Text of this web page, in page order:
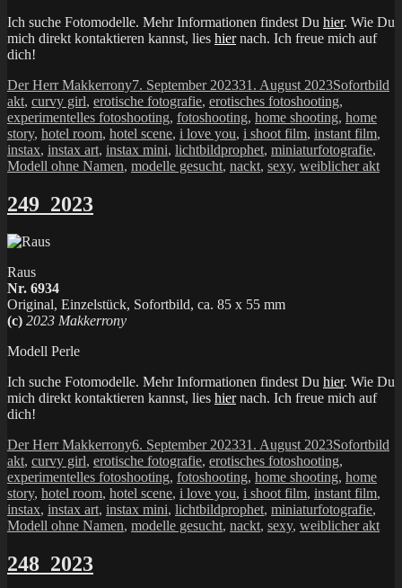
Ich suche Fotomodelle. Mehr Informationen findest Du hier. Wie Du
mich direkt kontaktieren kannst, lies hiernach. Ich freue mich auf
dich!
Autor
Der Herr MakkerronyVeröffentlicht
am
7. September 202331. August 2023Kategorien
Sofortbild
akt, curvy girl, erotische fotografie, erotisches fotoshooting,
experimentelles fotoshooting, fotoshooting, home shooting, home
story, hotel room, hotel scene, i love you, i shoot film, instant film,
instax, instax art, instax mini, lichtbildprophet, miniaturfotografie,
Modell ohne Namen, modelle gesucht, nackt, sexy, weiblicher akt
249_2023
Raus
Nr. 6934
Original, Einzelstück, Sofortbild, ca. 85 x 55 mm
(c) 2023 Makkerrony
Modell Perle
Ich suche Fotomodelle. Mehr Informationen findest Du hier. Wie Du
mich direkt kontaktieren kannst, lies hiernach. Ich freue mich auf
dich!
Autor
Der Herr MakkerronyVeröffentlicht
am
6. September 202331. August 2023Kategorien
Sofortbild
akt, curvy girl, erotische fotografie, erotisches fotoshooting,
experimentelles fotoshooting, fotoshooting, home shooting, home
story, hotel room, hotel scene, i love you, i shoot film, instant film,
instax, instax art, instax mini, lichtbildprophet, miniaturfotografie,
Modell ohne Namen, modelle gesucht, nackt, sexy, weiblicher akt
248_2023